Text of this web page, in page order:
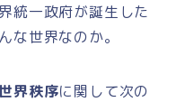
統一政府が誕生した
な世界なのか。
界秩序に関して次の